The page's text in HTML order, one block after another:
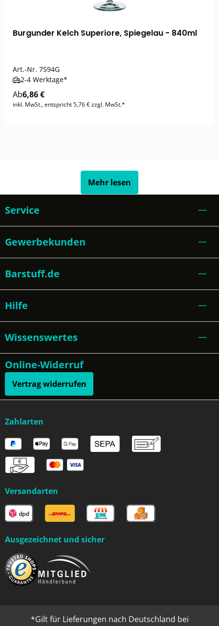
Burgunder Kelch Superiore, Spiegelau - 840ml
Art.-Nr. 7594G
2-4 Werktage*
Ab6,86 €
inkl. MwSt., entspricht 5,76 € zzgl. MwSt.*
Mehr lesen
Service
Gewerbekunden
Barstuff.de
Hilfe
Wissenswertes
Online-Widerruf
Vertrag widerrufen
Zahlarten
Versandarten
Ausgezeichnet und sicher
*Gilt für Lieferungen nach Deutschland bei